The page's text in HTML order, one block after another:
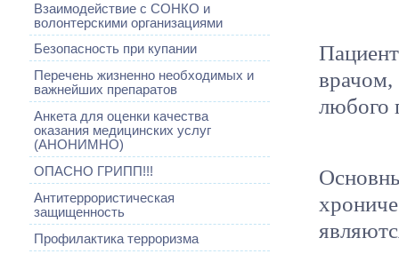
Взаимодействие с СОНКО и
волонтерскими организациями
Безопасность при купании
Перечень жизненно необходимых и
важнейших препаратов
Анкета для оценки качества
оказания медицинских услуг
(АНОНИМНО)
ОПАСНО ГРИПП!!!
Антитеррористическая
защищенность
Профилактика терроризма
любого